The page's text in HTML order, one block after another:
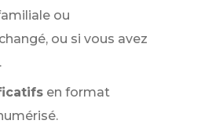
ou
ou si vous avez
en format